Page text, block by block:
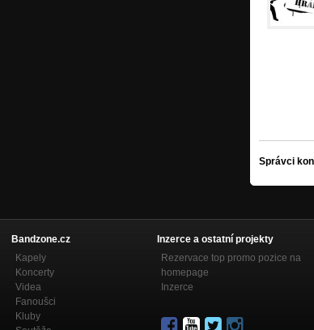
Správci
Bandzone.cz
Kapely
Koncerty
Videa
Fanoušci
Kluby
Inzerce a ostatní projekty
Rezervace top promo pozice na
homepage
Inzerce